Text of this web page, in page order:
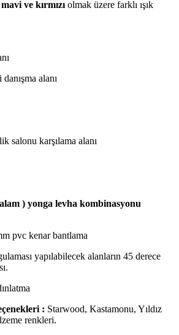
ve kırmızı olmak üzere farklı ışık
alanı
salonu karşılama alanı
) yonga levha kombinasyonu
pvc kenar bantlama
yapılabilecek alanların 45 derece
: Starwood, Kastamonu, Yıldız
renkleri.